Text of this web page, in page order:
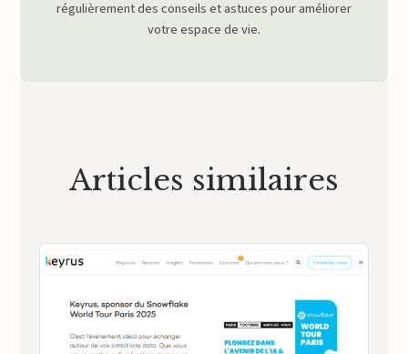
régulièrement des conseils et astuces pour améliorer
votre espace de vie.
Articles similaires